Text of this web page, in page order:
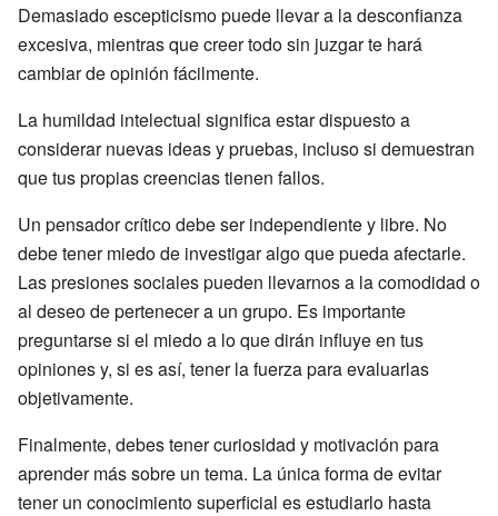
Demasiado escepticismo puede llevar a la desconfianza
excesiva, mientras que creer todo sin juzgar te hará
cambiar de opinión fácilmente.
La humildad intelectual significa estar dispuesto a
considerar nuevas ideas y pruebas, incluso si demuestran
que tus propias creencias tienen fallos.
Un pensador crítico debe ser independiente y libre. No
debe tener miedo de investigar algo que pueda afectarle.
Las presiones sociales pueden llevarnos a la comodidad o
al deseo de pertenecer a un grupo. Es importante
preguntarse si el miedo a lo que dirán influye en tus
opiniones y, si es así, tener la fuerza para evaluarlas
objetivamente.
Finalmente, debes tener curiosidad y motivación para
aprender más sobre un tema. La única forma de evitar
tener un conocimiento superficial es estudiarlo hasta